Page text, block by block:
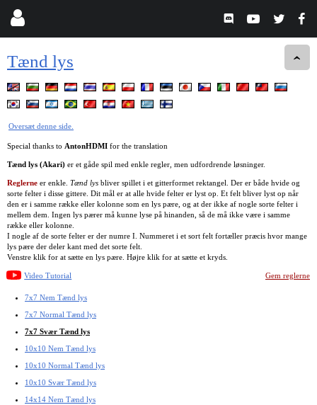
Tænd lys
Oversæt denne side.
Special thanks to AntonHDMI for the translation
Tænd lys (Akari) er et gåde spil med enkle regler, men udfordrende løsninger.
Reglerne er enkle. Tænd lys bliver spillet i et gitterformet rektangel. Der er både hvide og
sorte felter i disse gittere. Dit mål er at alle hvide felter er lyst op. Et felt bliver lyst op når
den er i samme række eller kolonne som en lys pære, og at der ikke af nogle sorte felter i
mellem dem. Ingen lys pærer må kunne lyse på hinanden, så de må ikke være i samme
række eller kolonne.
I nogle af de sorte felter er der numre I. Nummeret i et sort felt fortæller præcis hvor mange
lys pære der deler kant med det sorte felt.
Venstre klik for at sætte en lys pære. Højre klik for at sætte et kryds.
Video Tutorial Gem reglerne
7x7 Nem Tænd lys
7x7 Normal Tænd lys
7x7 Svær Tænd lys
10x10 Nem Tænd lys
10x10 Normal Tænd lys
10x10 Svær Tænd lys
14x14 Nem Tænd lys